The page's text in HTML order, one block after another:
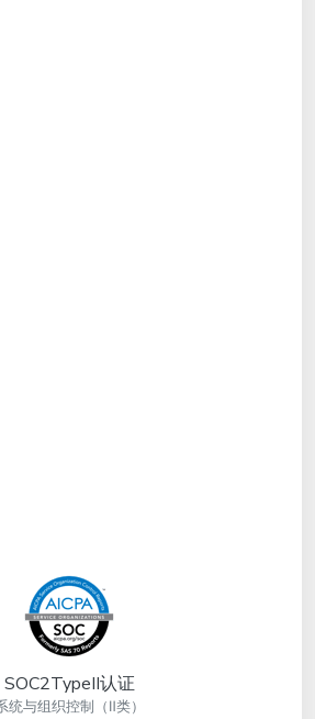
SOC2TypeII认证
统与组织控制（Ⅱ类）